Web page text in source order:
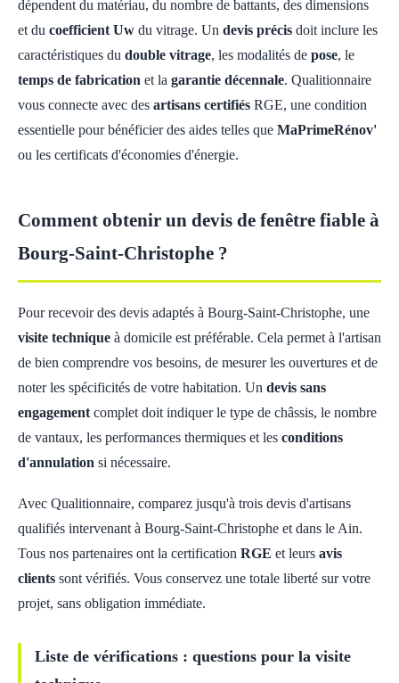
dépendent du matériau, du nombre de battants, des dimensions
et du coefficient Uw du vitrage. Un devis précis doit inclure les
caractéristiques du double vitrage, les modalités de pose, le
temps de fabrication et la garantie décennale. Qualitionnaire
vous connecte avec des artisans certifiés RGE, une condition
essentielle pour bénéficier des aides telles que MaPrimeRénov'
ou les certificats d'économies d'énergie.
Comment obtenir un devis de fenêtre fiable à
Bourg-Saint-Christophe ?
Pour recevoir des devis adaptés à Bourg-Saint-Christophe, une
visite technique à domicile est préférable. Cela permet à l'artisan
de bien comprendre vos besoins, de mesurer les ouvertures et de
noter les spécificités de votre habitation. Un devis sans
engagement complet doit indiquer le type de châssis, le nombre
de vantaux, les performances thermiques et les conditions
d'annulation si nécessaire.
Avec Qualitionnaire, comparez jusqu'à trois devis d'artisans
qualifiés intervenant à Bourg-Saint-Christophe et dans le Ain.
Tous nos partenaires ont la certification RGE et leurs avis
clients sont vérifiés. Vous conservez une totale liberté sur votre
projet, sans obligation immédiate.
Liste de vérifications : questions pour la visite